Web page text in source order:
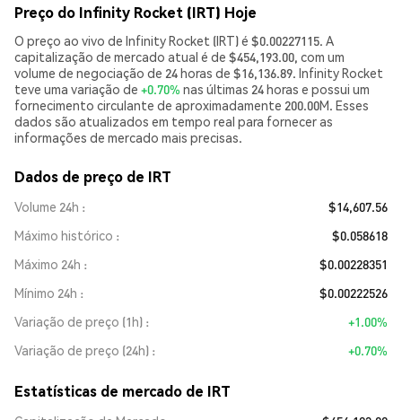
Preço do Infinity Rocket (IRT) Hoje
O preço ao vivo de Infinity Rocket (IRT) é $0.00227115. A
capitalização de mercado atual é de $454,193.00, com um
volume de negociação de 24 horas de $16,136.89. Infinity Rocket
teve uma variação de +0.70% nas últimas 24 horas e possui um
fornecimento circulante de aproximadamente 200.00M. Esses
dados são atualizados em tempo real para fornecer as
informações de mercado mais precisas.
Dados de preço de IRT
Volume 24h
$14,607.56
Máximo histórico
$0.058618
Máximo 24h
$0.00228351
Mínimo 24h
$0.00222526
Variação de preço (1h)
+1.00%
Variação de preço (24h)
+0.70%
Estatísticas de mercado de IRT